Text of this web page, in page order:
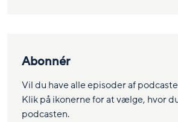
Abonnér
Vil du have alle episoder af
Klik på ikonerne for at vælge, hvor
podcasten.